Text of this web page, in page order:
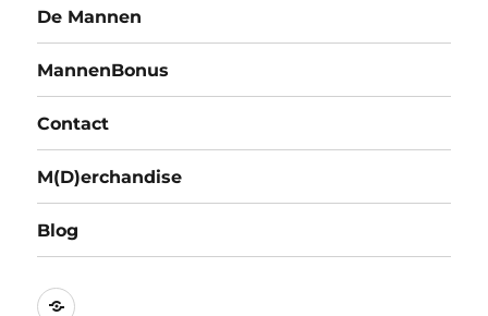
De Mannen
MannenBonus
Contact
M(D)erchandise
Blog